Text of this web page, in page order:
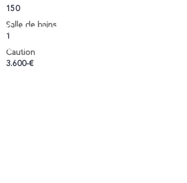
150
Salle de bains
1
Caution
3.600-€
Contactez-nous par téléphone
ou par mail